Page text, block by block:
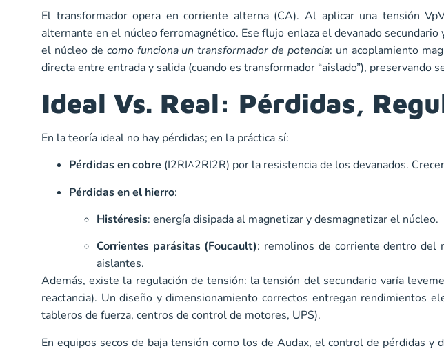
El transformador opera en corriente alterna (CA). Al aplicar una tensión
alternante en el núcleo ferromagnético. Ese flujo enlaza el devanado
el núcleo de como funciona un transformador de potencia: un acoplamiento
directa entre entrada y salida (cuando es transformador “aislado”), preservando
Ideal Vs. Real: Pérdidas,
En la teoría ideal no hay pérdidas; en la práctica sí:
Pérdidas en cobre (I2RI^2RI2R) por la resistencia de los devanados.
Pérdidas en el hierro:
Histéresis: energía disipada al magnetizar y desmagnetizar el núcleo.
Corrientes parásitas (Foucault): remolinos de corriente dentro del
aislantes.
Además, existe la regulación de tensión: la tensión del secundario varía
reactancia). Un diseño y dimensionamiento correctos entregan rendimientos
tableros de fuerza, centros de control de motores, UPS).
En equipos secos de baja tensión como los de Audax, el control de pérdidas